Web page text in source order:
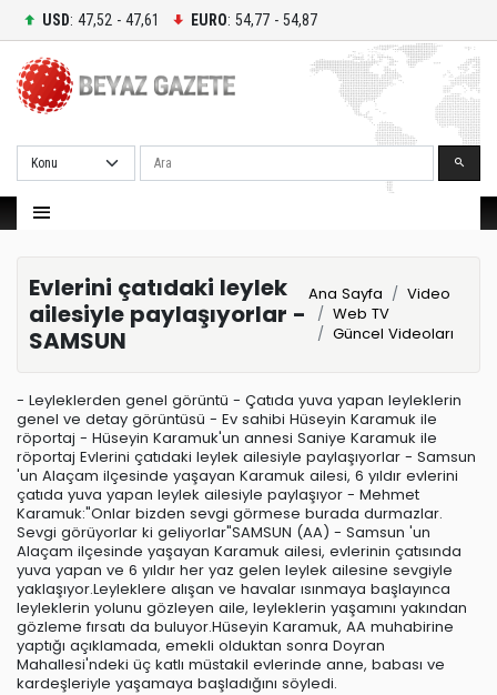
USD: 47,52 - 47,61 EURO: 54,77 - 54,87
Ara
Evlerini çatıdaki leylek
ailesiyle paylaşıyorlar -
SAMSUN
Ana Sayfa
Video
Web TV
Güncel Videoları
- Leyleklerden genel görüntü - Çatıda yuva yapan leyleklerin
genel ve detay görüntüsü - Ev sahibi Hüseyin Karamuk ile
röportaj - Hüseyin Karamuk'un annesi Saniye Karamuk ile
röportaj Evlerini çatıdaki leylek ailesiyle paylaşıyorlar - Samsun
'un Alaçam ilçesinde yaşayan Karamuk ailesi, 6 yıldır evlerini
çatıda yuva yapan leylek ailesiyle paylaşıyor - Mehmet
Karamuk:"Onlar bizden sevgi görmese burada durmazlar.
Sevgi görüyorlar ki geliyorlar"SAMSUN (AA) - Samsun 'un
Alaçam ilçesinde yaşayan Karamuk ailesi, evlerinin çatısında
yuva yapan ve 6 yıldır her yaz gelen leylek ailesine sevgiyle
yaklaşıyor.Leyleklere alışan ve havalar ısınmaya başlayınca
leyleklerin yolunu gözleyen aile, leyleklerin yaşamını yakından
gözleme fırsatı da buluyor.Hüseyin Karamuk, AA muhabirine
yaptığı açıklamada, emekli olduktan sonra Doyran
Mahallesi'ndeki üç katlı müstakil evlerinde anne, babası ve
kardeşleriyle yaşamaya başladığını söyledi.